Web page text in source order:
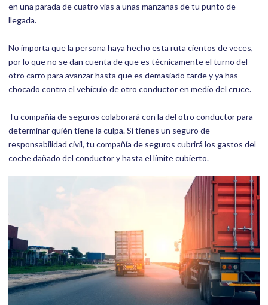
en una parada de cuatro vías a unas manzanas de tu punto de
llegada.
No importa que la persona haya hecho esta ruta cientos de veces,
por lo que no se dan cuenta de que es técnicamente el turno del
otro carro para avanzar hasta que es demasiado tarde y ya has
chocado contra el vehículo de otro conductor en medio del cruce.
Tu compañía de seguros colaborará con la del otro conductor para
determinar quién tiene la culpa. Si tienes un seguro de
responsabilidad civil, tu compañía de seguros cubrirá los gastos del
coche dañado del conductor y hasta el límite cubierto.